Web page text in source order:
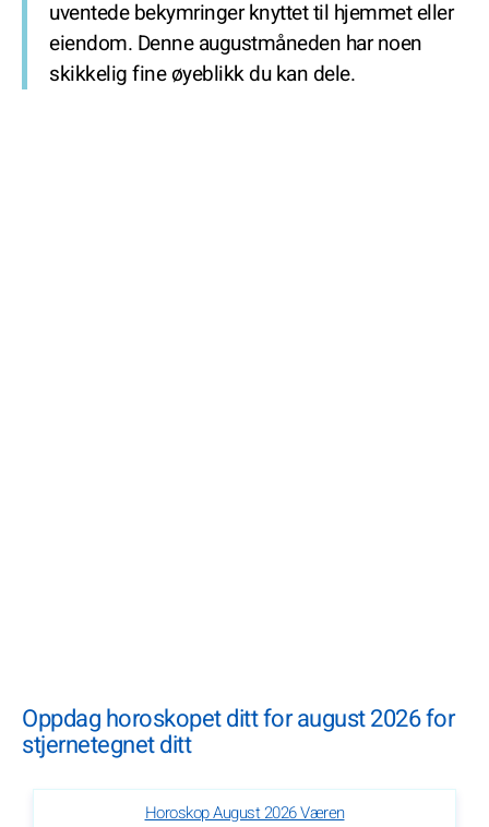
uventede bekymringer knyttet til hjemmet eller
eiendom. Denne augustmåneden har noen
skikkelig fine øyeblikk du kan dele.
Oppdag horoskopet ditt for august 2026 for
stjernetegnet ditt
Horoskop August 2026 Væren